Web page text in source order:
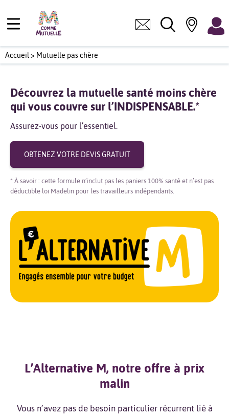
Accueil > Mutuelle pas chère
Découvrez la mutuelle santé moins chère
qui vous couvre sur l’INDISPENSABLE.*
Assurez-vous pour l’essentiel.
OBTENEZ VOTRE DEVIS GRATUIT
* À savoir : cette formule n’inclut pas les paniers 100% santé et n’est pas
déductible loi Madelin pour les travailleurs indépendants.
L’Alternative M, notre offre à prix
malin
Vous n’avez pas de besoin particulier récurrent lié à